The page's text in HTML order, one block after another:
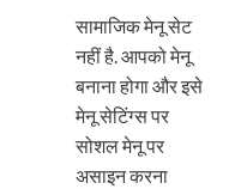
सामाजिक मेनू सेट
नहीं है. आपको मेनू
बनाना होगा और इसे
मेनू सेटिंग्स पर
सोशल मेनू पर
असाइन करना